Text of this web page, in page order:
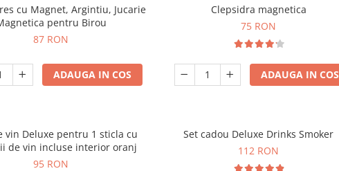
cu Magnet, Argintiu, Jucarie
pentru Birou
87 RON
ADAUGA IN COS
Clepsidra magnetica
75 RON
ADAUGA IN COS
vin Deluxe pentru 1 sticla cu
de vin incluse interior oranj
95 RON
Set cadou Deluxe Drinks Smoker
112 RON